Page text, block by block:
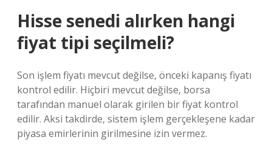
Hisse senedi alırken hangi
fiyat tipi seçilmeli?
Son işlem fiyatı mevcut değilse, önceki kapanış fiyatı
kontrol edilir. Hiçbiri mevcut değilse, borsa
tarafından manuel olarak girilen bir fiyat kontrol
edilir. Aksi takdirde, sistem işlem gerçekleşene kadar
piyasa emirlerinin girilmesine izin vermez.